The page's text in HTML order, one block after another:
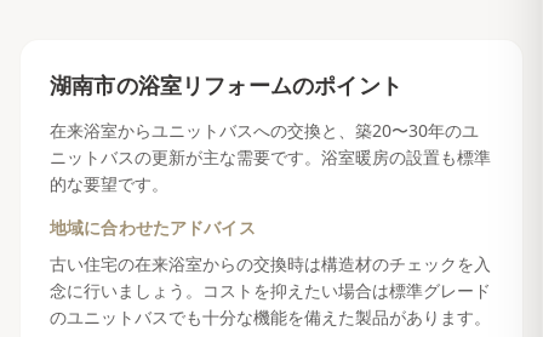
湖南市の浴室リフォームのポイント
在来浴室からユニットバスへの交換と、築20〜30年のユ
ニットバスの更新が主な需要です。浴室暖房の設置も標準
的な要望です。
地域に合わせたアドバイス
古い住宅の在来浴室からの交換時は構造材のチェックを入
念に行いましょう。コストを抑えたい場合は標準グレード
のユニットバスでも十分な機能を備えた製品があります。